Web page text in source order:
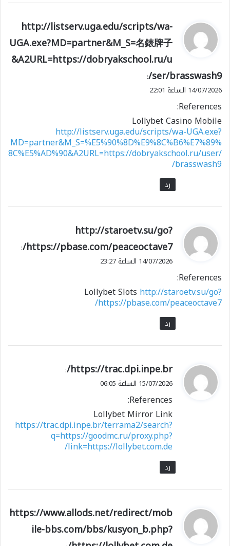
ي
ق
ل
http://listserv.uga.edu/scripts/wa-
UGA.exe?MD=partner&M_S=名錶牌子
&A2URL=https://dobryakschool.ru/u
ser/brasswash9/
:
14/07/2026 الساعة 22:01
References:
Lollybet Casino Mobile
http://listserv.uga.edu/scripts/wa-UGA.exe?
MD=partner&M_S=%E5%90%8D%E9%8C%B6%E7%89%
8C%E5%AD%90&A2URL=https://dobryakschool.ru/user/
brasswash9/
رد
ي
ق
و
ل
http://staroetv.su/go?
https://pbase.com/peaceoctave7/
:
14/07/2026 الساعة 23:27
References:
Lollybet Slots http://staroetv.su/go?
https://pbase.com/peaceoctave7/
رد
ي
ق
ل
https://trac.dpi.inpe.br/
:
15/07/2026 الساعة 06:05
References:
Lollybet Mirror Link
https://trac.dpi.inpe.br/terrama2/search?
q=https://goodmc.ru/proxy.php?
link=https://lollybet.com.de/
رد
ي
ق
و
https://www.allods.net/redirect/mob
ile-bbs.com/bbs/kusyon_b.php?